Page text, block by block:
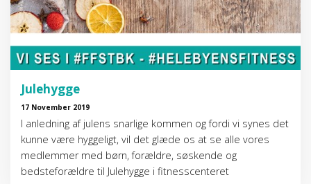
Julehygge
17 November 2019
I anledning af julens snarlige kommen og fordi vi synes det
kunne være hyggeligt, vil det glæde os at se alle vores
medlemmer med børn, forældre, søskende og
bedsteforældre til Julehygge i fitnesscenteret